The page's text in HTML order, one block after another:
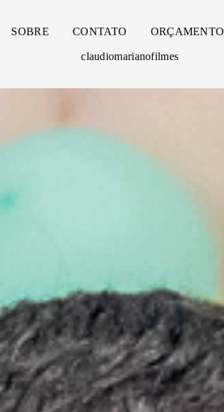
SOBRE CONTATO ORÇAMENTO
claudiomarianofilmes